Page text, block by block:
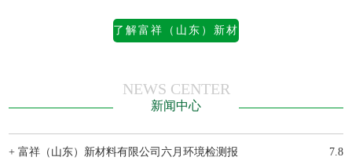
了解富祥（山东）新材
NEWS CENTER
新闻中心
+ 富祥（山东）新材料有限公司六月环境检测报 7.8